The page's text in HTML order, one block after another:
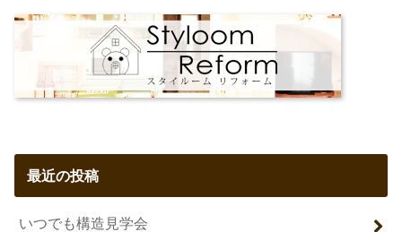
最近の投稿
いつでも構造見学会